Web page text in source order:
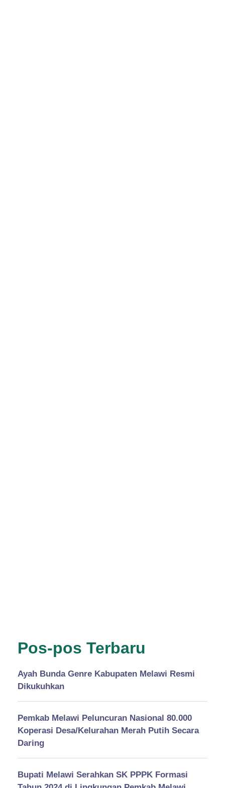
Pos-pos Terbaru
Ayah Bunda Genre Kabupaten Melawi Resmi
Dikukuhkan
Pemkab Melawi Peluncuran Nasional 80.000
Koperasi Desa/Kelurahan Merah Putih Secara
Daring
Bupati Melawi Serahkan SK PPPK Formasi